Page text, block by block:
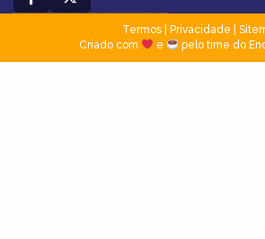
Termos| Privacidade
Criado com
e pelo time do